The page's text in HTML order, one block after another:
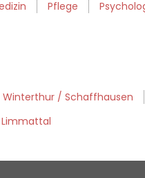
Pflege
Winterthur / Schaffhausen